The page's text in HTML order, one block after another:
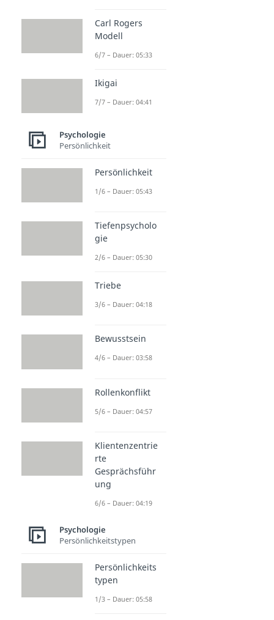
Carl Rogers
Modell
6/7 – Dauer: 05:33
Ikigai
7/7 – Dauer: 04:41
Psychologie
Persönlichkeit
Persönlichkeit
1/6 – Dauer: 05:43
Tiefenpsycholo
gie
2/6 – Dauer: 05:30
Triebe
3/6 – Dauer: 04:18
Bewusstsein
4/6 – Dauer: 03:58
Rollenkonflikt
5/6 – Dauer: 04:57
Klientenzentrie
rte
Gesprächsführ
ung
6/6 – Dauer: 04:19
Psychologie
Persönlichkeitstypen
Persönlichkeits
typen
1/3 – Dauer: 05:58